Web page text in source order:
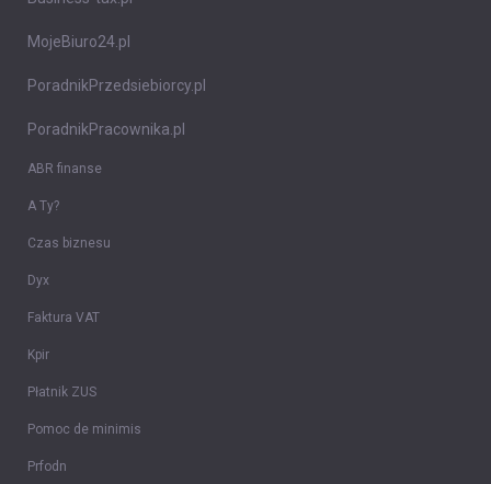
MojeBiuro24.pl
PoradnikPrzedsiebiorcy.pl
PoradnikPracownika.pl
ABR finanse
A Ty?
Czas biznesu
Dyx
Faktura VAT
Kpir
Płatnik ZUS
Pomoc de minimis
Prfodn